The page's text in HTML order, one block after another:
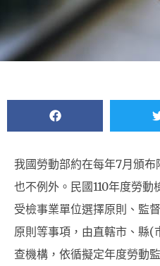
我國勞動部約在每年7月頒
也不例外。民國110年度勞
受檢事業單位選擇原則、監
原則等事項，由直轄市、縣(
查機構，依循擬定年度勞動